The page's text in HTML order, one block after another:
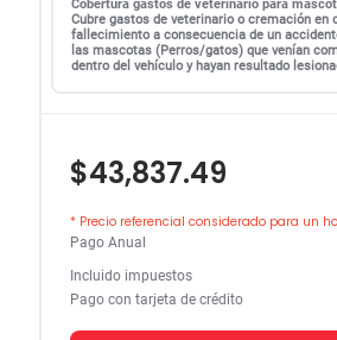
Cobertura gastos de veterinario para
Cubre gastos de veterinario o cremación en
fallecimiento a consecuencia de un
las mascotas (Perros/gatos) que venían
dentro del vehículo y hayan resultado
$43,837.49
* Precio referencial considerado para un
Pago Anual
Incluido impuestos
Pago con tarjeta de crédito